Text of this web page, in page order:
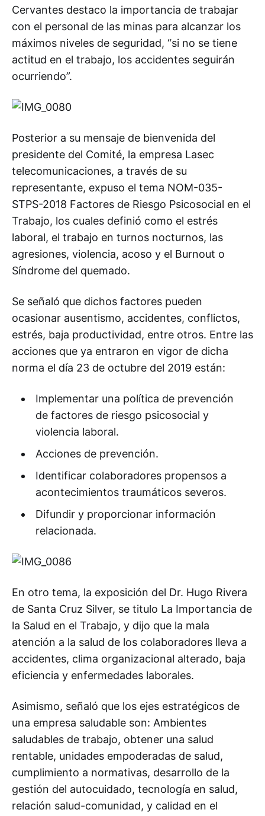
Cervantes destaco la importancia de trabajar
con el personal de las minas para alcanzar los
máximos niveles de seguridad, “si no se tiene
actitud en el trabajo, los accidentes seguirán
ocurriendo”.
Posterior a su mensaje de bienvenida del
presidente del Comité, la empresa Lasec
telecomunicaciones, a través de su
representante, expuso el tema NOM-035-
STPS-2018 Factores de Riesgo Psicosocial en el
Trabajo, los cuales definió como el estrés
laboral, el trabajo en turnos nocturnos, las
agresiones, violencia, acoso y el Burnout o
Síndrome del quemado.
Se señaló que dichos factores pueden
ocasionar ausentismo, accidentes, conflictos,
estrés, baja productividad, entre otros. Entre las
acciones que ya entraron en vigor de dicha
norma el día 23 de octubre del 2019 están:
Implementar una política de prevención
de factores de riesgo psicosocial y
violencia laboral.
Acciones de prevención.
Identificar colaboradores propensos a
acontecimientos traumáticos severos.
Difundir y proporcionar información
relacionada.
En otro tema, la exposición del Dr. Hugo Rivera
de Santa Cruz Silver, se titulo La Importancia de
la Salud en el Trabajo, y dijo que la mala
atención a la salud de los colaboradores lleva a
accidentes, clima organizacional alterado, baja
eficiencia y enfermedades laborales.
Asimismo, señaló que los ejes estratégicos de
una empresa saludable son: Ambientes
saludables de trabajo, obtener una salud
rentable, unidades empoderadas de salud,
cumplimiento a normativas, desarrollo de la
gestión del autocuidado, tecnología en salud,
relación salud-comunidad, y calidad en el